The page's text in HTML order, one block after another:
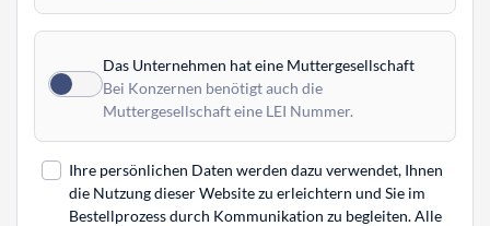
Das Unternehmen hat eine Muttergesellschaft
Bei Konzernen benötigt auch die
Muttergesellschaft eine LEI Nummer.
Ihre persönlichen Daten werden dazu verwendet, Ihnen
die Nutzung dieser Website zu erleichtern und Sie im
Bestellprozess durch Kommunikation zu begleiten. Alle